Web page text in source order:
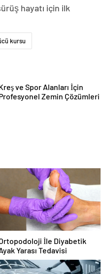
hayatı için ilk
kursu
ve Spor Alanları İçin
Zemin Çözümleri
İle Diyabetik
Yarası Tedavisi